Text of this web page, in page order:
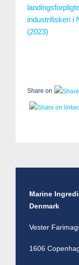
industrifiskeri i
(2023)
Share on
Marine
Denmark
Vester
1606